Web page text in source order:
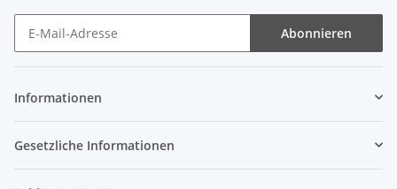
Abonnieren
Informationen
Gesetzliche Informationen